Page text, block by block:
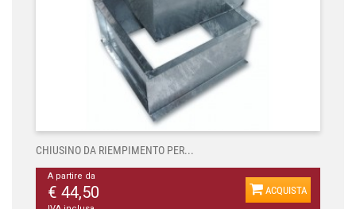
CHIUSINO DA RIEMPIMENTO PER...
A partire da
€ 44,50 ACQUISTA